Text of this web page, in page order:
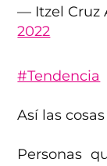
— Itzel Cruz
2022
#Tendencia
Así las
Personas